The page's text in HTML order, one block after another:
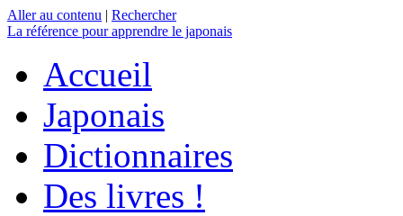
Aller au contenu | Rechercher
La référence pour apprendre le japonais
Accueil
Japonais
Dictionnaires
Des livres !